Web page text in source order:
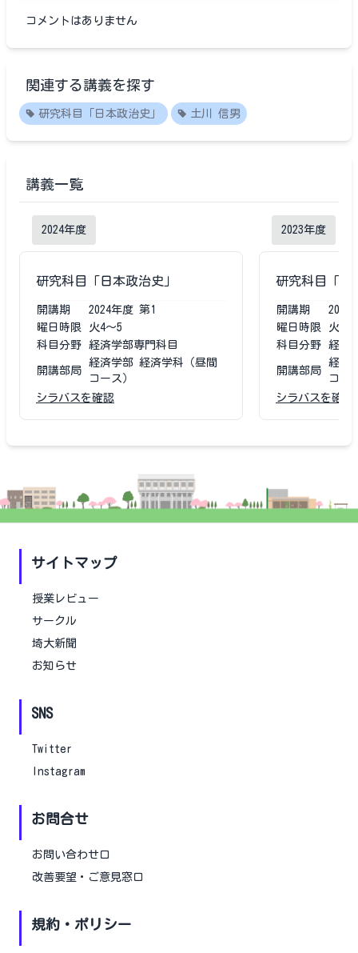
コメントはありません
関連する講義を探す
研究科目「日本政治史」 土川 信男
講義一覧
2024年度
研究科目「日本政治史」
開講期 2024年度 第1
曜日時限
火4〜5
科目分野
経済学部専門科目
開講部局
経済学部 経済学科（昼間
コース）
シラバスを確認
2023年度
研究科目「日
開講期 2023
曜日時限
火4〜
科目分野
経済
開講部局
経済
コー
シラバスを確認
サイトマップ
授業レビュー
サークル
埼大新聞
お知らせ
SNS
Twitter
Instagram
お問合せ
お問い合わせ口
改善要望・ご意見窓口
規約・ポリシー